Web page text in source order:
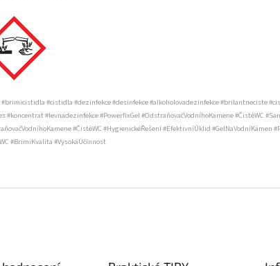
#cistidla #dezinfekce #desinfekce #alkoholovadezinfekce #brilantneciste
#koncentrat #levnadezinfekce #PowerfixGel #OdstraňovačVodníhoKamene #ČistéWC
#ČistéWC #HygienickéŘešení #EfektivníÚklid #GelNaVodníKámen
#BrimiKvalita #VysokáÚčinnost